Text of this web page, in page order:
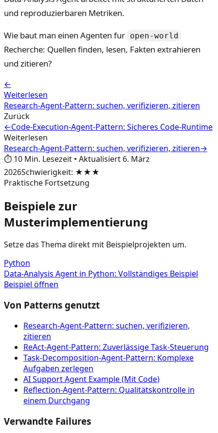
und reproduzierbaren Metriken.
Wie baut man einen Agenten fur open-world
Recherche: Quellen finden, lesen, Fakten extrahieren
und zitieren?
←
Weiterlesen
Research-Agent-Pattern: suchen, verifizieren, zitieren
Zurück
←Code-Execution-Agent-Pattern: Sicheres Code-Runtime
Weiterlesen
Research-Agent-Pattern: suchen, verifizieren, zitieren→
⏱️ 10 Min. Lesezeit • Aktualisiert 6. März
2026Schwierigkeit: ★★★
Praktische Fortsetzung
Beispiele zur
Musterimplementierung
Setze das Thema direkt mit Beispielprojekten um.
Python
Data-Analysis Agent in Python: Vollständiges Beispiel
Beispiel öffnen
Von Patterns genutzt
Research-Agent-Pattern: suchen, verifizieren,
zitieren
ReAct-Agent-Pattern: Zuverlässige Task-Steuerung
Task-Decomposition-Agent-Pattern: Komplexe
Aufgaben zerlegen
AI Support Agent Example (Mit Code)
Reflection-Agent-Pattern: Qualitätskontrolle in
einem Durchgang
Verwandte Failures